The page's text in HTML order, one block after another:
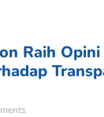
Raih